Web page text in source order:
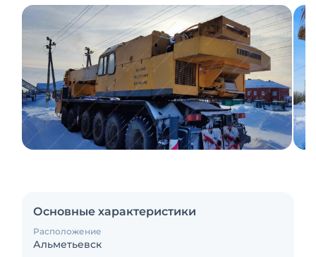
Основные характеристики
Расположение
Альметьевск